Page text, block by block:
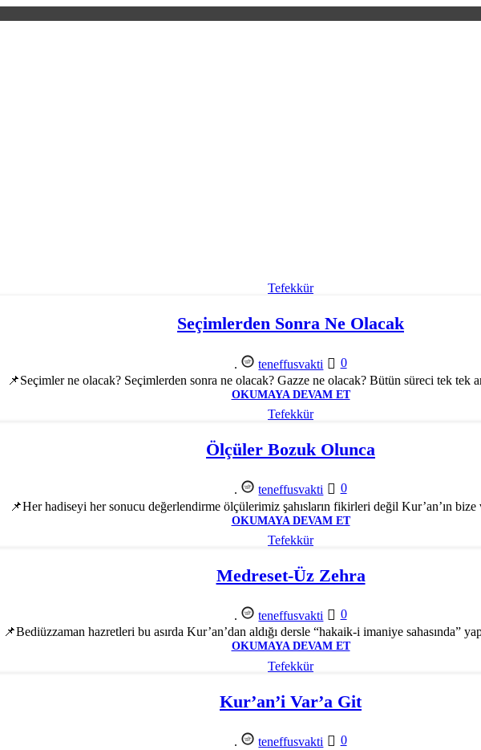
Tefekkür
Seçimlerden Sonra Ne Olacak
. teneffusvakti
0
📌Seçimler ne olacak? Seçimlerden sonra ne olacak? Gazze ne olacak? Bütün süreci tek tek
OKUMAYA DEVAM ET
Tefekkür
Ölçüler Bozuk Olunca
. teneffusvakti
0
📌Her hadiseyi her sonucu değerlendirme ölçülerimiz şahısların fikirleri değil Kur’an’ın
OKUMAYA DEVAM ET
Tefekkür
Medreset-Üz Zehra
. teneffusvakti
0
📌Bediüzzaman hazretleri bu asırda Kur’an’dan aldığı dersle “hakaik-i imaniye sahasında”
OKUMAYA DEVAM ET
Tefekkür
Kur’an’i Var’a Git
. teneffusvakti
0